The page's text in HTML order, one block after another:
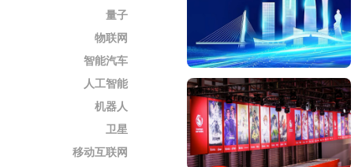
量子
物联网
智能汽车
人工智能
机器人
卫星
移动互联网